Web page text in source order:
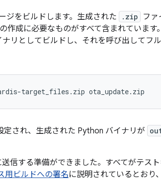
ジをビルドします。生成された .zip
ファ
作成に必要なものがすべて含まれています
リとしてビルドし、それを呼び出してフ
target_files.zip ota_update.zip
定され、生成された Python バイナリが
信する準備ができました。すべてがテス
用ビルドへの署名に説明されているとおり